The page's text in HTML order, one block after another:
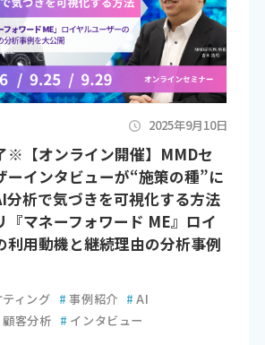
2025年9月10日
※【オンライン開催】MMDセ
ーインタビューが“施策の種”に
析で気づきを可視化する方法
『マネーフォワード ME』ロイ
利用動機と継続理由の分析事例
ィング # 事例紹介 # AI
顧客分析 # インタビュー